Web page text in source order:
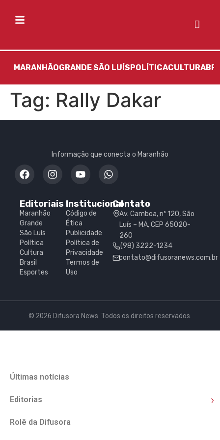
MARANHÃOGRANDE SÃO LUÍSPOLÍTICACULTURA
Tag: Rally Dakar
Informação que conecta o Maranhão
Editoriais
Maranhão
Grande
São Luís
Política
Cultura
Brasil
Esportes
Institucional
Código de
Ética
Publicidade
Política de
Privacidade
Termos de
Uso
Contato
Av. Camboa, nº 120, São
Luís – MA, CEP 65020-
260
(98) 3222-1234
contato@difusoranews.com.br
© 2026 Difusora News. Todos os direitos reservados.
Últimas notícias
Editorias ›
Rolê da Difusora